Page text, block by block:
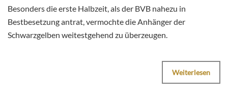
Besonders die erste Halbzeit, als der BVB nahezu in
Bestbesetzung antrat, vermochte die Anhänger der
Schwarzgelben weitestgehend zu überzeugen.
Weiterlesen